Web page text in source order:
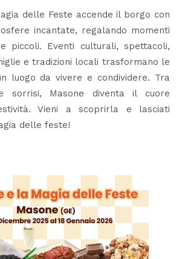
delle Feste accende il borgo con
incantate, regalando momenti
piccoli. Eventi culturali, spettacoli,
e tradizioni locali trasformano le
luogo da vivere e condividere. Tra
sorrisi, Masone diventa il cuore
Vieni a scoprirla e lasciati
delle feste!